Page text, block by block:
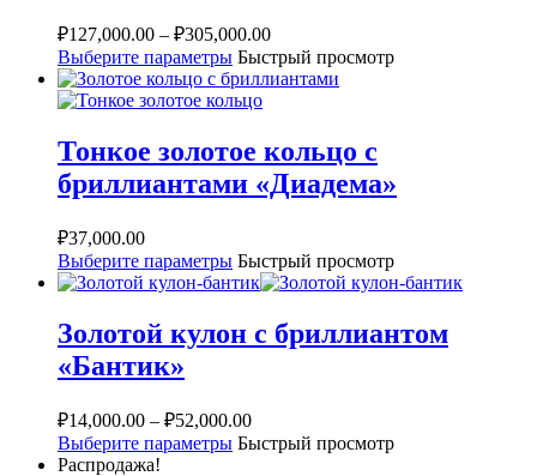
₽127,000.00 – ₽305,000.00
Выберите параметры Быстрый просмотр
Тонкое золотое кольцо с
бриллиантами «Диадема»
₽37,000.00
Выберите параметры Быстрый просмотр
Золотой кулон с бриллиантом
«Бантик»
₽14,000.00 – ₽52,000.00
Выберите параметры Быстрый просмотр
Распродажа!